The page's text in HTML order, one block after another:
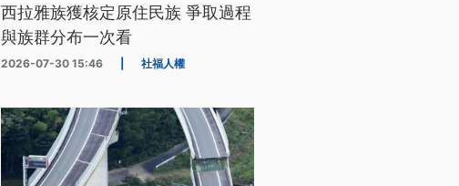
西拉雅族獲核定原住民族 爭取過程
與族群分布一次看
2026-07-30 15:46 社福人權